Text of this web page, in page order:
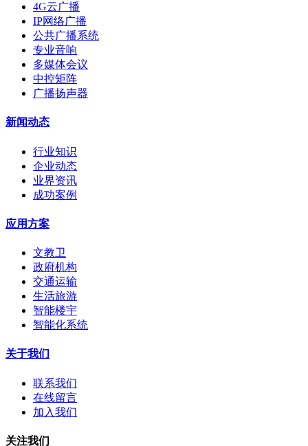
4G云广播
IP网络广播
公共广播系统
专业音响
多媒体会议
中控矩阵
广播扬声器
新闻动态
行业知识
企业动态
业界资讯
成功案例
应用方案
文教卫
政府机构
交通运输
生活旅游
智能楼宇
智能化系统
关于我们
联系我们
在线留言
加入我们
关注我们